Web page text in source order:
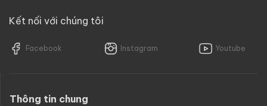
Kết nối với chúng tôi
Facebook Instagram Youtube
Thông tin chung